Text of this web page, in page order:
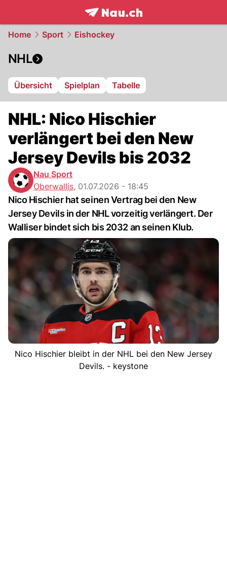
frontpage.NAU.ch
Home Sport Eishockey
NHL
Übersicht Spielplan Tabelle
NHL: Nico Hischier
verlängert bei den New
Jersey Devils bis 2032
Nau Sport
Oberwallis, 01.07.2026 - 18:45
Nico Hischier hat seinen Vertrag bei den New
Jersey Devils in der NHL vorzeitig verlängert. Der
Walliser bindet sich bis 2032 an seinen Klub.
Nico Hischier bleibt in der NHL bei den New Jersey
Devils. - keystone